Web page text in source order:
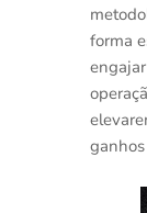
forma